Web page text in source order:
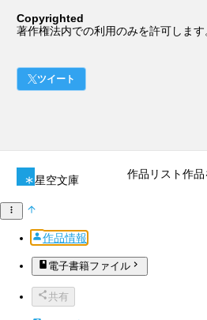
Copyrighted
著作権法内での利用のみを許可します
ツイート
星空文庫 作品リスト作品
作品情報
電子書籍ファイル
共有